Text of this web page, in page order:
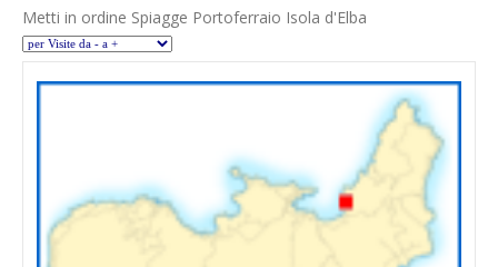
Metti in ordine Spiagge Portoferraio Isola d'Elba